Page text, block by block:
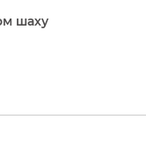
шаху